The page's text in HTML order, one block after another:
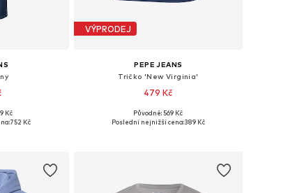
Kč
752 Kč
VÝPRODEJ
PEPE JEANS
Tričko 'New Virginia'
479 Kč
+4
Dostupné velikosti: XS, S, M, XL
Původně: 569 Kč
Poslední nejnižší cena:389 Kč